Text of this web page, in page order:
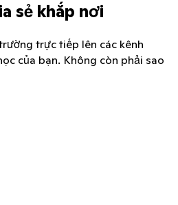
sẻ khắp nơi
trực tiếp lên các kênh
của bạn. Không còn phải sao